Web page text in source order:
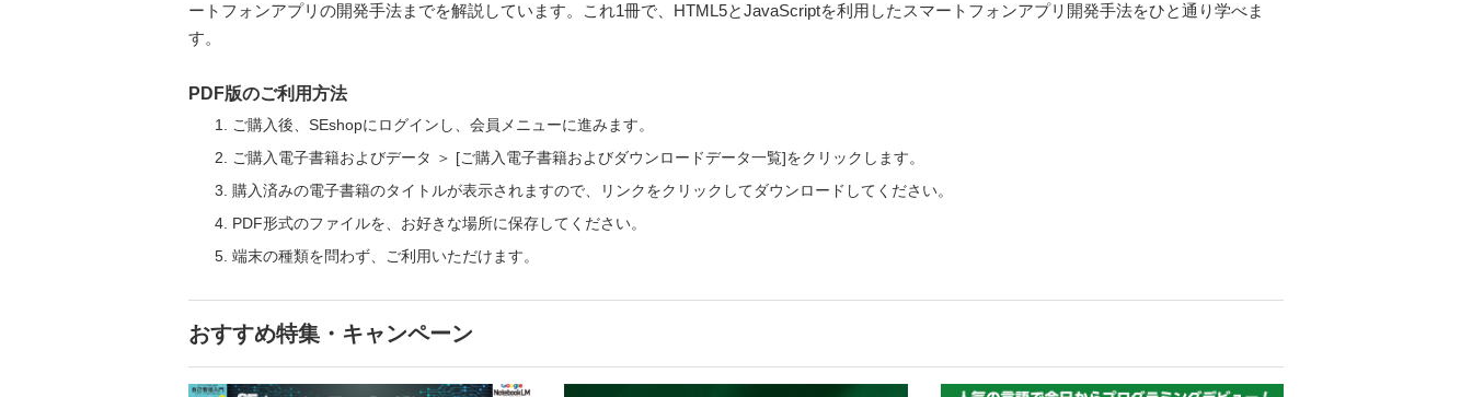
ートフォンアプリの開発手法までを解説しています。これ1冊で、HTML5とJavaScriptを利用したスマートフォンアプリ開発手法をひと通り学べま
す。
PDF版のご利用方法
ご購入後、SEshopにログインし、会員メニューに進みます。
ご購入電子書籍およびデータ ＞ [ご購入電子書籍およびダウンロードデータ一覧]をクリックします。
購入済みの電子書籍のタイトルが表示されますので、リンクをクリックしてダウンロードしてください。
PDF形式のファイルを、お好きな場所に保存してください。
端末の種類を問わず、ご利用いただけます。
おすすめ特集・キャンペーン